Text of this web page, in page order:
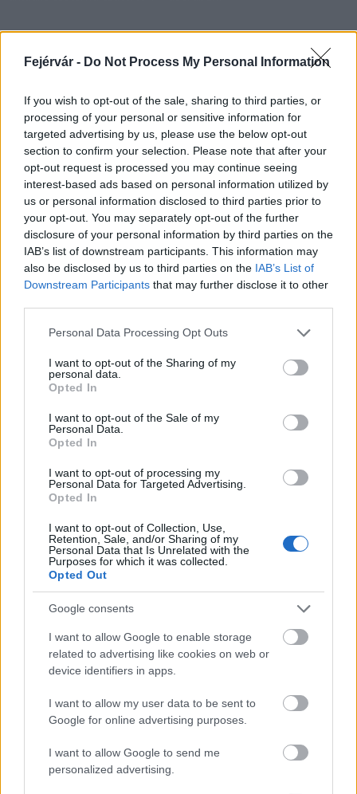
Fejérvár - Do Not Process My Personal Information
If you wish to opt-out of the sale, sharing to third parties, or
processing of your personal or sensitive information for
targeted advertising by us, please use the below opt-out
section to confirm your selection. Please note that after your
opt-out request is processed you may continue seeing
interest-based ads based on personal information utilized by
us or personal information disclosed to third parties prior to
your opt-out. You may separately opt-out of the further
disclosure of your personal information by third parties on the
IAB’s list of downstream participants. This information may
also be disclosed by us to third parties on the IAB’s List of
Downstream Participants that may further disclose it to other
Please note that this website/app uses one or more Google
not limited to your visit or usage behaviour. You may click to
grant or deny consent to Google and its third-party tags to
use your data for below specified purposes in below Google
consent section.
Personal Data Processing Opt Outs
I want to opt-out of the Sharing of my
personal data.
Opted In
I want to opt-out of the Sale of my
Personal Data.
Opted In
I want to opt-out of processing my
Personal Data for Targeted Advertising.
Opted In
I want to opt-out of Collection, Use,
Retention, Sale, and/or Sharing of my
Personal Data that Is Unrelated with the
Purposes for which it was collected.
Opted Out
Google consents
I want to allow Google to enable storage
related to advertising like cookies on web or
device identifiers in apps.
I want to allow my user data to be sent to
Google for online advertising purposes.
I want to allow Google to send me
personalized advertising.
Immár 12. alkalommal hirdették meg a Tollpihe Meseíró
Pályázatot Székesfehérváron. A 3-4., valamint az 5-8.
évfolyamosok versenyének eredményhirdetése pénteken volt a
Hiemer-házban, ahol a kis meseíró palántákat Csimáné Kiss
Ilona iskolaigazgató és Iszkádi Erika igazgató köszöntötte.
1
HÍRLEVÉL
E-mail cím
Feliratkozom a hírlevélre és elfogadom az
szabályzatot!
FELIRATKOZÁS
LEGFRISSEBB
Országos hírek
Megérkezett az eső a Duna vízgyűjtőjére
Paks II.: Mit jelent az 5. blokk új
mérföldköve a felülvizsgálat